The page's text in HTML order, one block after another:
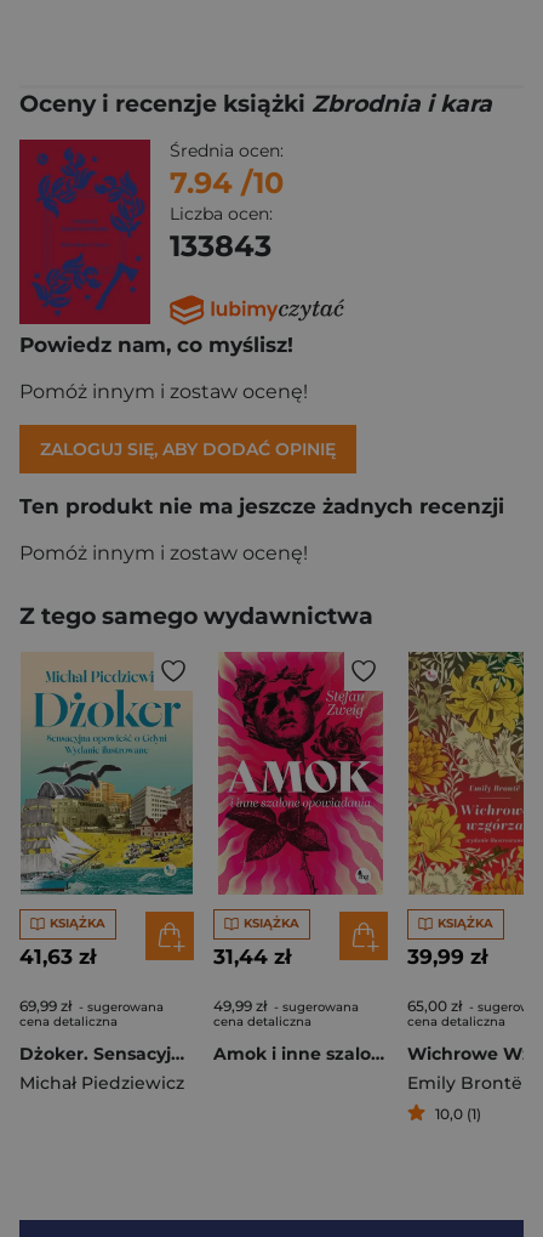
Oceny i recenzje książki Zbrodnia i kara
Średnia ocen:
7.94 /10
Liczba ocen:
133843
Powiedz nam, co myślisz!
Pomóż innym i zostaw ocenę!
ZALOGUJ SIĘ, ABY DODAĆ OPINIĘ
Ten produkt nie ma jeszcze żadnych recenzji
Pomóż innym i zostaw ocenę!
Z tego samego wydawnictwa
KSIĄŻKA
41,63 zł
69,99 zł - sugerowana
cena detaliczna
Dżoker. Sensacyjna opowieść o Gdyni
Michał Piedziewicz
KSIĄŻKA
31,44 zł
49,99 zł - sugerowana
cena detaliczna
Amok i inne szalone opowiadania
KSIĄŻKA
39,99 zł
65,00 zł -
cena detaliczna
Emily Brontë
10,0 (1)